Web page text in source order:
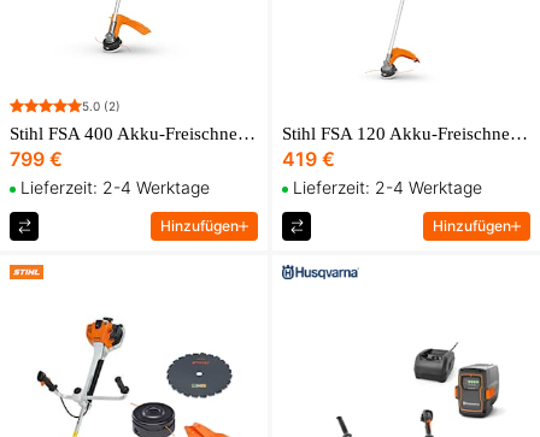
5.0 (2)
Stihl FSA 400 Akku-Freischneider
799 €
Lieferzeit: 2-4 Werktage
Hinzufügen
Stihl FSA 120 Akku-Freischneider
419 €
Lieferzeit: 2-4 Werktage
Hinzufügen